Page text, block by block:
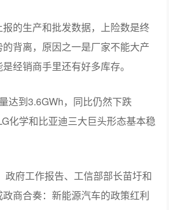
的生产和批发数据，上险数是终
背离，原因之一是厂家不能大产
经销商手里还有好多库存。
达到3.6GWh，同比仍然下跌
化学和比亚迪三大巨头形态基本稳
政府工作报告、工信部部长苗圩和
商合奏：新能源汽车的政策红利